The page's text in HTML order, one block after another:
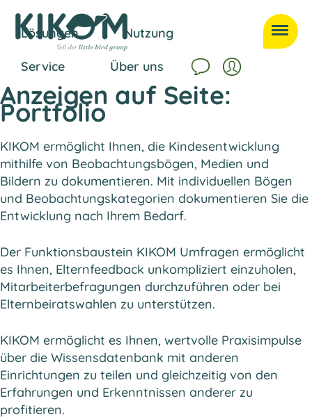
Lösungen Nutzung
Service Über uns
Anzeigen auf Seite:
Portfolio
KIKOM ermöglicht Ihnen, die Kindesentwicklung
mithilfe von Beobachtungsbögen, Medien und
Bildern zu dokumentieren. Mit individuellen Bögen
und Beobachtungskategorien dokumentieren Sie die
Entwicklung nach Ihrem Bedarf.
Der Funktionsbaustein KIKOM Umfragen ermöglicht
es Ihnen, Elternfeedback unkompliziert einzuholen,
Mitarbeiterbefragungen durchzuführen oder bei
Elternbeiratswahlen zu unterstützen.
KIKOM ermöglicht es Ihnen, wertvolle Praxisimpulse
über die Wissensdatenbank mit anderen
Einrichtungen zu teilen und gleichzeitig von den
Erfahrungen und Erkenntnissen anderer zu
profitieren.